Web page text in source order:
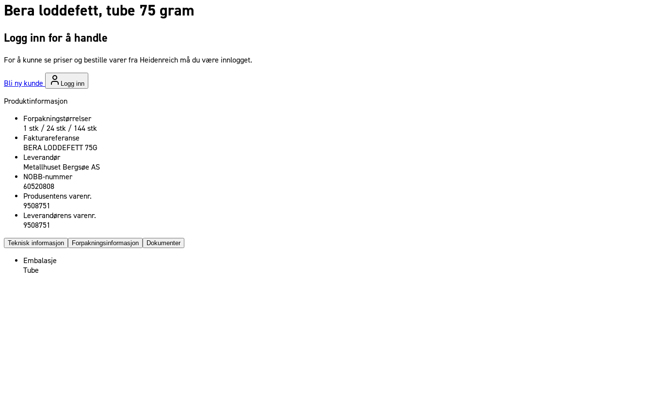
Bera loddefett, tube 75 gram
Logg inn for å handle
For å kunne se priser og bestille varer fra Heidenreich må du være innlogget.
Bli ny kunde Logg inn
Produktinformasjon
Forpakningstørrelser
1 stk / 24 stk / 144 stk
Fakturareferanse
BERA LODDEFETT 75G
Leverandør
Metallhuset Bergsøe AS
NOBB-nummer
60520808
Produsentens varenr.
9508751
Leverandørens varenr.
9508751
Teknisk informasjon Forpakningsinformasjon Dokumenter
Embalasje
Tube